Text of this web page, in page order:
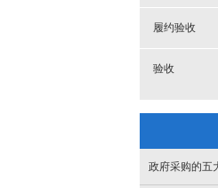
- 新乡电动
- 濮阳开窗机
- 鹤壁开窗
履约验收
- 链条开窗器
- 消防开窗
验收
- 链条开窗
政府采购的五